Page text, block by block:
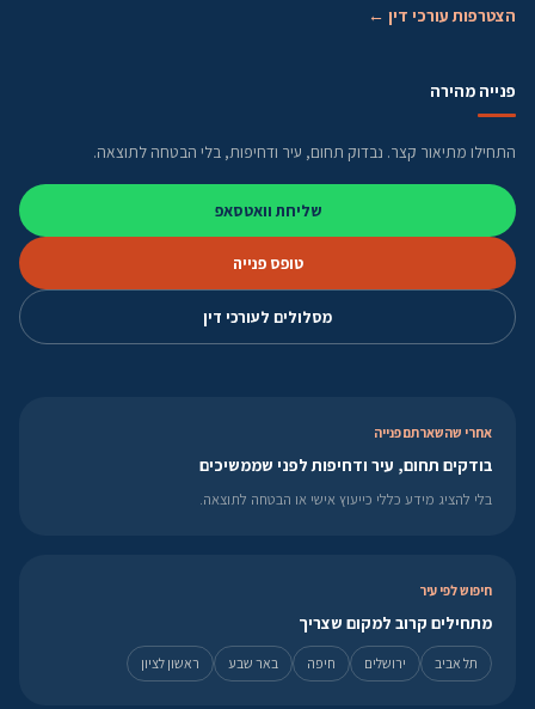
הצטרפות עורכי דין ←
פנייה מהירה
התחילו מתיאור קצר. נבדוק תחום, עיר ודחיפות, בלי הבטחה לתוצאה.
שליחת וואטסאפ
טופס פנייה
מסלולים לעורכי דין
אחרי שהשארתם פנייה
בודקים תחום, עיר ודחיפות לפני שממשיכים
בלי להציג מידע כללי כייעוץ אישי או הבטחה לתוצאה.
חיפוש לפי עיר
מתחילים קרוב למקום שצריך
תל אביב ירושלים חיפה באר שבע ראשון לציון